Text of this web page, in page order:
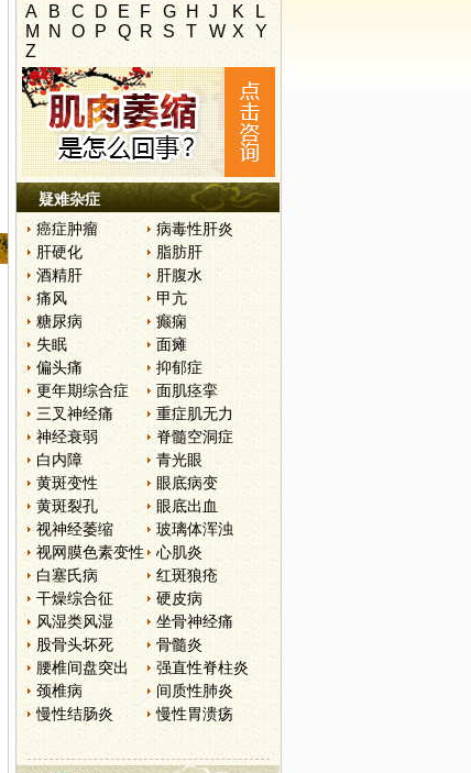
A B C D E F G H J K
L
M N O P Q R S T W X
Y
Z
疑难杂症
癌症肿瘤
病毒性肝炎
肝硬化
脂肪肝
酒精肝
肝腹水
痛风
甲亢
糖尿病
癫痫
失眠
面瘫
偏头痛
抑郁症
更年期综合症
面肌痉挛
三叉神经痛
重症肌无力
神经衰弱
脊髓空洞症
白内障
青光眼
黄斑变性
眼底病变
黄斑裂孔
眼底出血
视神经萎缩
玻璃体浑浊
视网膜色素变性
心肌炎
白塞氏病
红斑狼疮
干燥综合征
硬皮病
风湿类风湿
坐骨神经痛
股骨头坏死
骨髓炎
腰椎间盘突出
强直性脊柱炎
颈椎病
间质性肺炎
慢性结肠炎
慢性胃溃疡